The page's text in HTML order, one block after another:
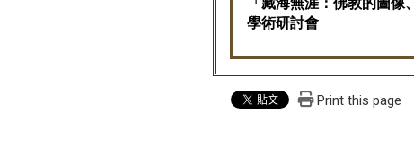
學術研討會
Print this page